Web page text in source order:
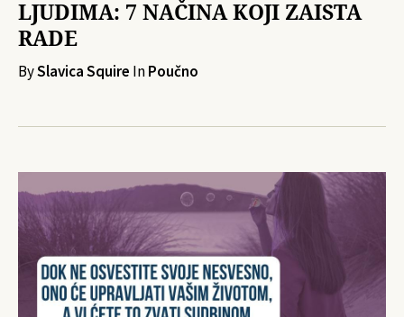
LJUDIMA: 7 NAČINA KOJI ZAISTA
RADE
BySlavica Squire InPoučno